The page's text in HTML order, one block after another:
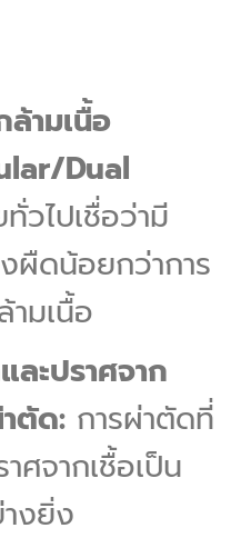
ล้ามเนื้อ
Dual
วไปเชื่อว่ามี
ผืดน้อยกว่าการ
ามเนื้อ
ละปราศจาก
ตัด:การผ่าตัดที่
ศจากเชื้อเป็น
งยิ่ง